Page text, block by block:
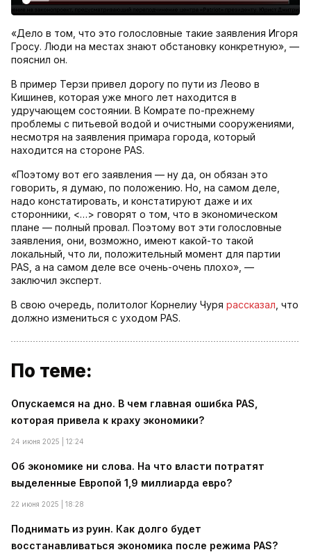
«Дело в том, что это голословные такие заявления Игоря
Гросу. Люди на местах знают обстановку конкретную», —
пояснил он.
В пример Терзи привел дорогу по пути из Леово в
Кишинев, которая уже много лет находится в
удручающем состоянии. В Комрате по-прежнему
проблемы с питьевой водой и очистными сооружениями,
несмотря на заявления примара города, который
находится на стороне PAS.
«Поэтому вот его заявления — ну да, он обязан это
говорить, я думаю, по положению. Но, на самом деле,
надо констатировать, и констатируют даже и их
сторонники, <…> говорят о том, что в экономическом
плане — полный провал. Поэтому вот эти голословные
заявления, они, возможно, имеют какой-то такой
локальный, что ли, положительный момент для партии
PAS, а на самом деле все очень-очень плохо», —
заключил эксперт.
В свою очередь, политолог Корнелиу Чуря рассказал , что
должно измениться с уходом PAS.
По теме:
Опускаемся на дно. В чем главная ошибка PAS,
которая привела к краху экономики?
24 июня 2025 | 12:24
Об экономике ни слова. На что власти потратят
выделенные Европой 1,9 миллиарда евро?
22 июня 2025 | 18:28
Поднимать из руин. Как долго будет
восстанавливаться экономика после режима PAS?